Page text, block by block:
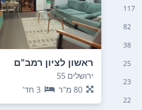
117
82
38
25
23
22
ראשון לציון רמב"ם
ירושלים 55
80 מ"ר 3 חד'